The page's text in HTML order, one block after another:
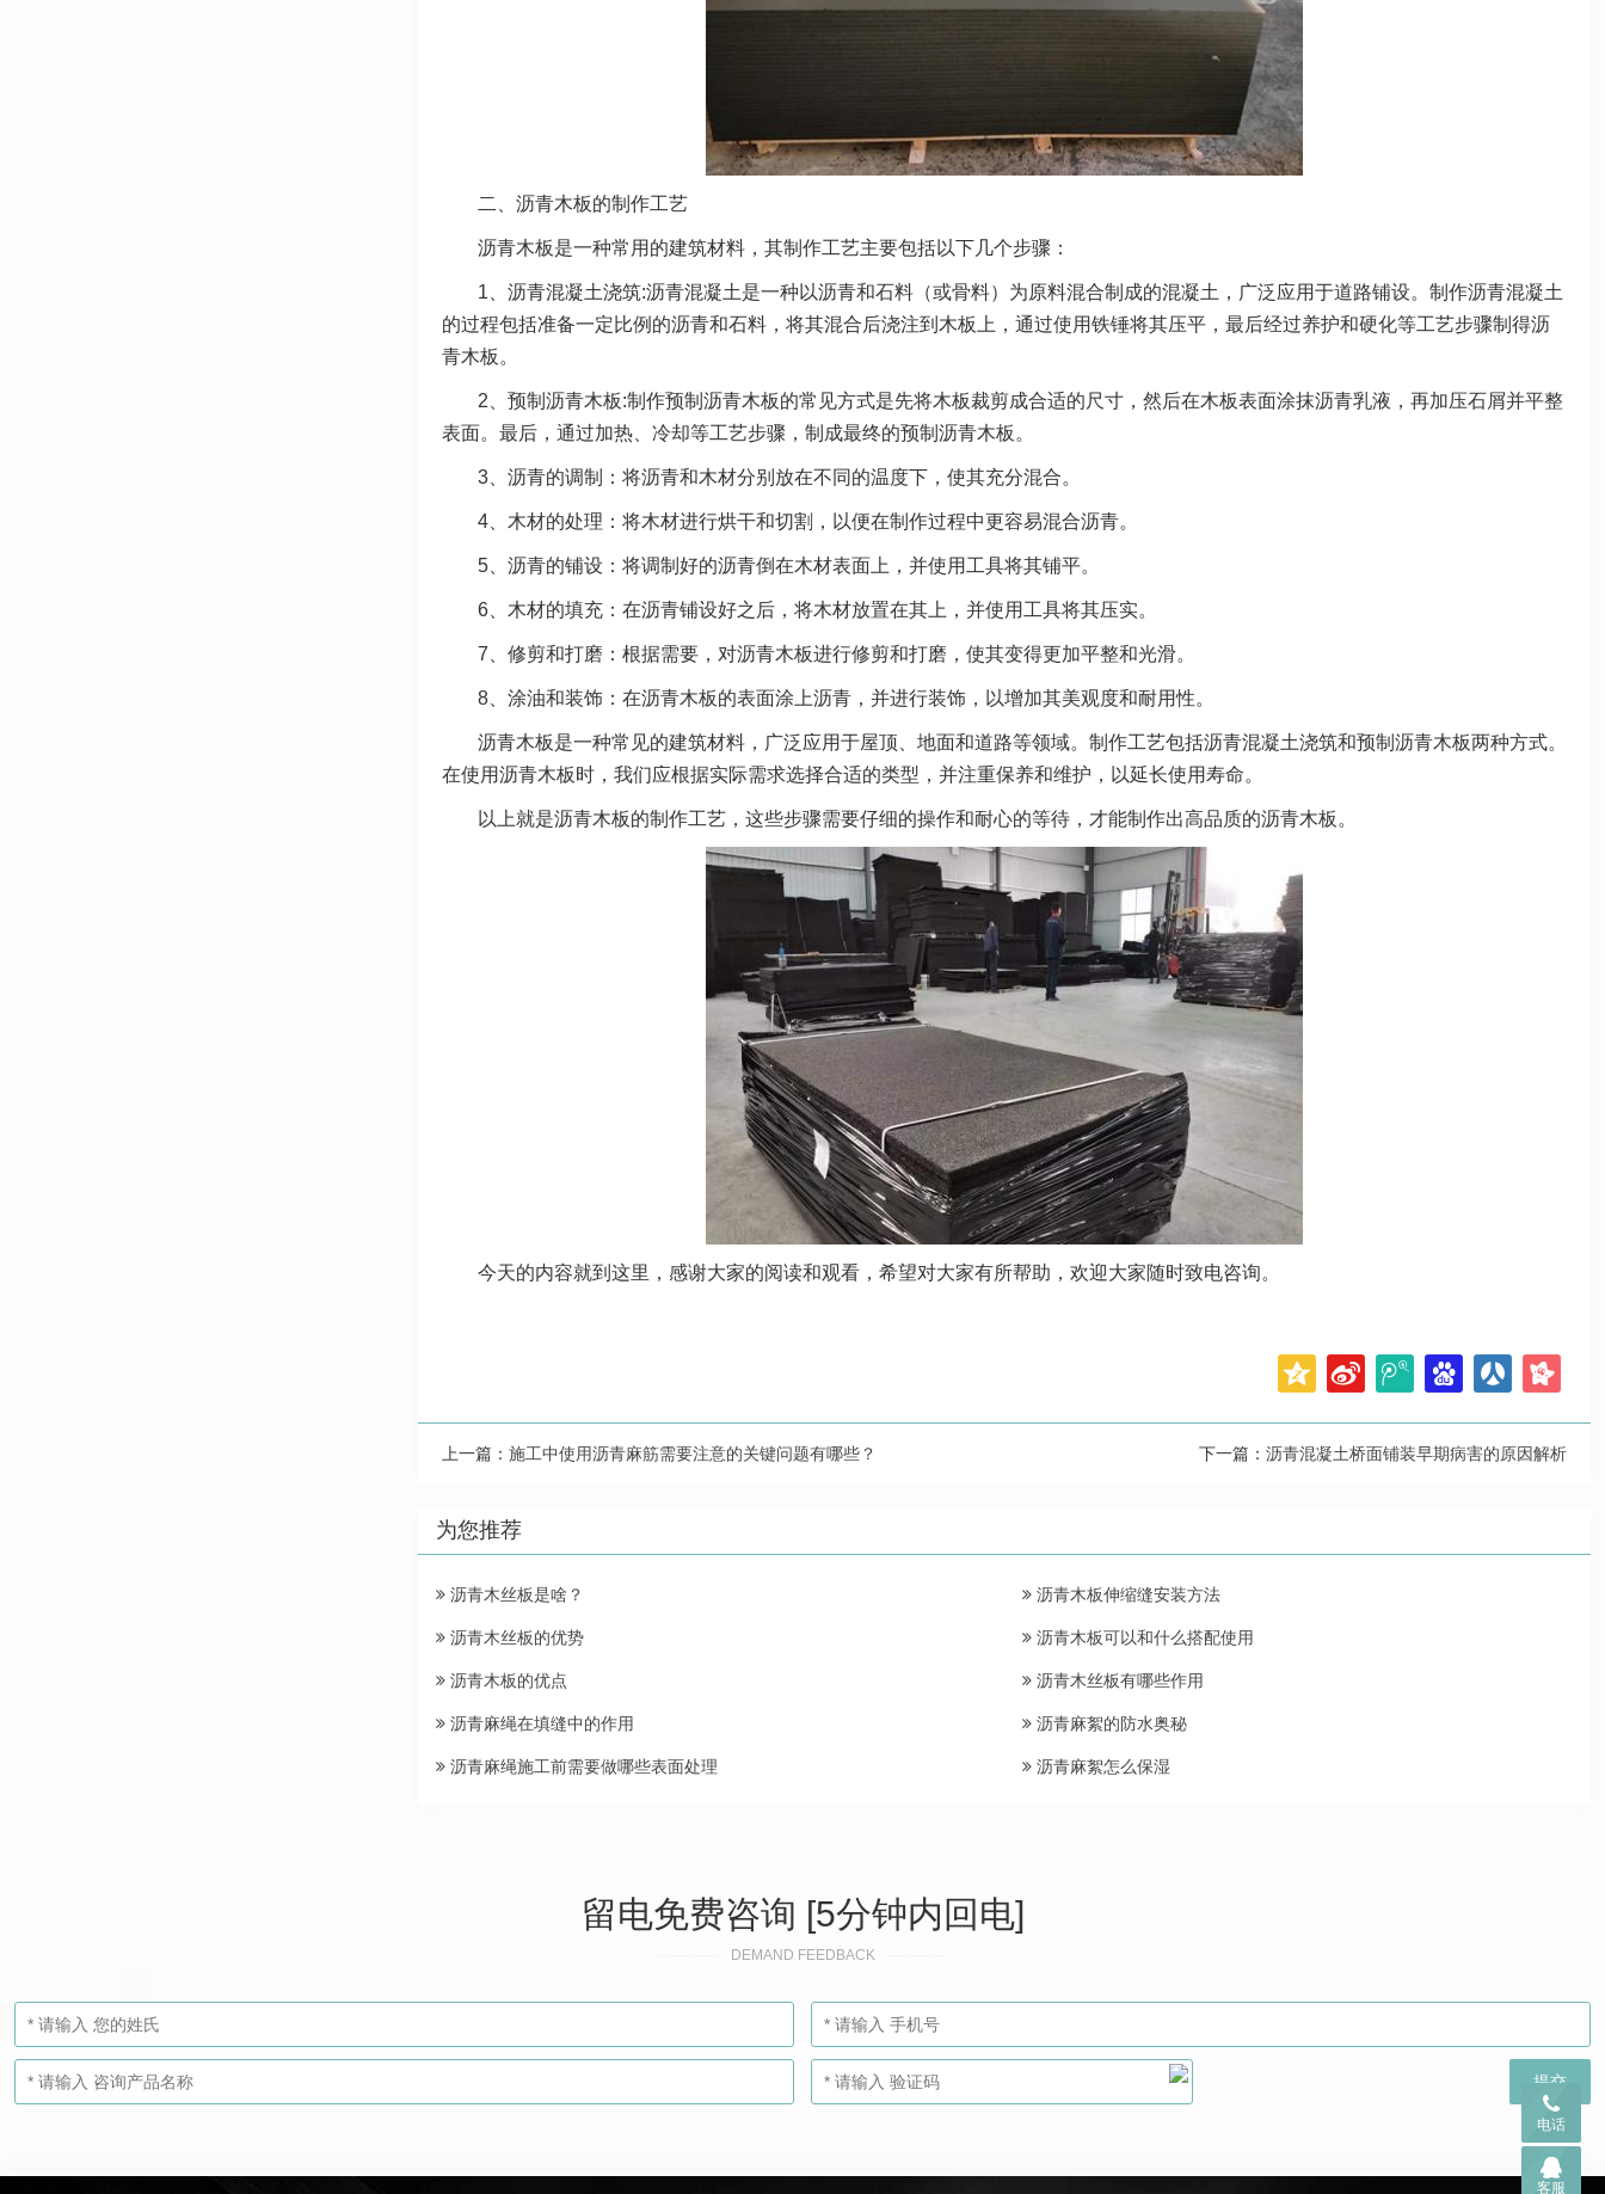
二、沥青木板的制作工艺
沥青木板是一种常用的建筑材料，其制作工艺主要包括以下几个步骤：
1、沥青混凝土浇筑:沥青混凝土是一种以沥青和石料（或骨料）为原料混合制成的混凝土，广泛应用于道路铺设。制作沥青混凝土
的过程包括准备一定比例的沥青和石料，将其混合后浇注到木板上，通过使用铁锤将其压平，最后经过养护和硬化等工艺步骤制得沥
青木板。
2、预制沥青木板:制作预制沥青木板的常见方式是先将木板裁剪成合适的尺寸，然后在木板表面涂抹沥青乳液，再加压石屑并平整
表面。最后，通过加热、冷却等工艺步骤，制成最终的预制沥青木板。
3、沥青的调制：将沥青和木材分别放在不同的温度下，使其充分混合。
4、木材的处理：将木材进行烘干和切割，以便在制作过程中更容易混合沥青。
5、沥青的铺设：将调制好的沥青倒在木材表面上，并使用工具将其铺平。
6、木材的填充：在沥青铺设好之后，将木材放置在其上，并使用工具将其压实。
7、修剪和打磨：根据需要，对沥青木板进行修剪和打磨，使其变得更加平整和光滑。
8、涂油和装饰：在沥青木板的表面涂上沥青，并进行装饰，以增加其美观度和耐用性。
沥青木板是一种常见的建筑材料，广泛应用于屋顶、地面和道路等领域。制作工艺包括沥青混凝土浇筑和预制沥青木板两种方式。
在使用沥青木板时，我们应根据实际需求选择合适的类型，并注重保养和维护，以延长使用寿命。
以上就是沥青木板的制作工艺，这些步骤需要仔细的操作和耐心的等待，才能制作出高品质的沥青木板。
今天的内容就到这里，感谢大家的阅读和观看，希望对大家有所帮助，欢迎大家随时致电咨询。
上一篇： 施工中使用沥青麻筋需要注意的关键问题有哪些？ 下一篇： 沥青混凝土桥面铺装早期病害的原因解析
为您推荐
沥青木丝板是啥？ 沥青木板伸缩缝安装方法
沥青木丝板的优势 沥青木板可以和什么搭配使用
沥青木板的优点 沥青木丝板有哪些作用
沥青麻绳在填缝中的作用 沥青麻絮的防水奥秘
沥青麻绳施工前需要做哪些表面处理 沥青麻絮怎么保湿
留电免费咨询 [5分钟内回电]
DEMAND FEEDBACK
电话
客服